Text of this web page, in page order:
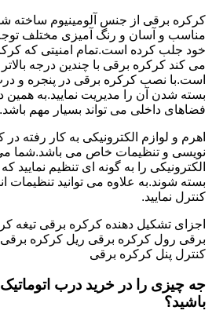
کرکره برقی از جنس آلومینیوم ساخته
مناسب و آسان و رنگ آمیزی مختلف توجه
خود جلب کرده است.تمام امنیتی که
می کند کرکره برقی با چندین درجه
است.با نصب کرکره برقی در پنجره و درب
بسته شدن آن را مدیریت نمایید.به همین
فضاهای داخلی می تواند بسیار مهم باشد.
اهرم و لوازم الکترونیکی به کار رفته
نویسی و تنظیمات خاص می باشد.شما می
الکترونیکی را به گونه ای تنظیم
بسته شوند.به علاوه می توانید تنظیمات
کنترل نمایید.
اجزای تشکیل دهنده کرکره برقی تیغه
برقی رول کرکره برقی ریل کرکره
کنترل پنل کرکره برقی
جه چیزی را در خرید درب
باشید؟